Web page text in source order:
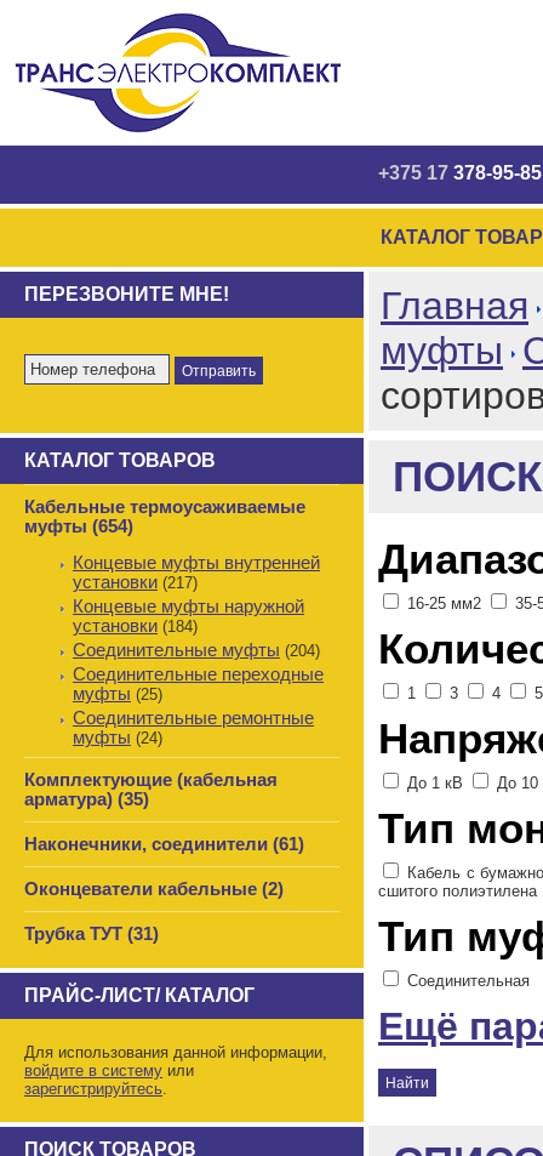
+375 17 378-95-85
КАТАЛОГ
ПЕРЕЗВОНИТЕ МНЕ!
КАТАЛОГ ТОВАРОВ
Кабельные термоусаживаемые
муфты (654)
Концевые муфты внутренней
установки (217)
Концевые муфты наружной
установки (184)
Соединительные муфты (204)
Соединительные переходные
муфты (25)
Соединительные ремонтные
муфты (24)
Комплектующие (кабельная
арматура) (35)
Наконечники, соединители (61)
Оконцеватели кабельные (2)
Трубка ТУТ (31)
ПРАЙС-ЛИСТ/ КАТАЛОГ
Для использования данной информации,
войдите в систему или
зарегистрируйтесь.
ПОИСК ТОВАРОВ
Главная
муфты
16-25 мм2 35-
1 3 4
До 1 кВ До 10
Тип
Кабель с
сшитого полиэтилена
Тип
Соединительная
Ещё